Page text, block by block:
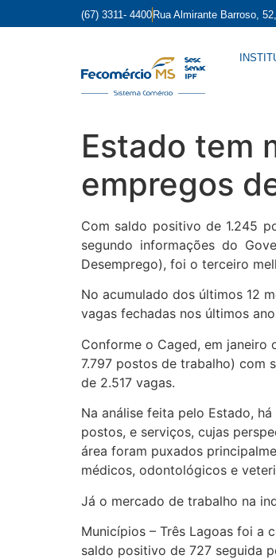
(67) 3311- 4400 Rua Almirante Barroso,
Estado tem
empregos
Com saldo positivo de 1.245
segundo informações do
Desemprego), foi o terceiro
No acumulado dos últimos 12
vagas fechadas nos últimos
Conforme o Caged, em janeiro
7.797 postos de trabalho) com
de 2.517 vagas.
Na análise feita pelo Estado,
postos, e serviços, cujas
área foram puxados
médicos, odontológicos e
Já o mercado de trabalho na
Municípios – Três Lagoas foi a
saldo positivo de 727 seguida